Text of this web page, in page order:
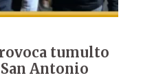
tumulto
Antonio